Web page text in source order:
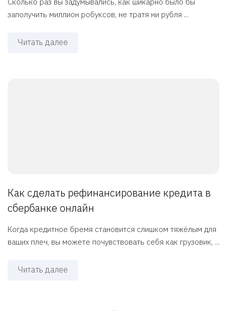
Сколько раз вы задумывались, как шикарно было бы
заполучить миллион робуксов, не тратя ни рубля ...
Читать далее
Как сделать рефинансирование кредита в
сбербанке онлайн
Когда кредитное бремя становится слишком тяжёлым для
ваших плеч, вы можете почувствовать себя как грузовик, ...
Читать далее